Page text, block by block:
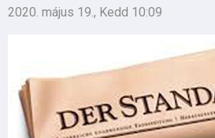
2020. május 19., Kedd 10:09